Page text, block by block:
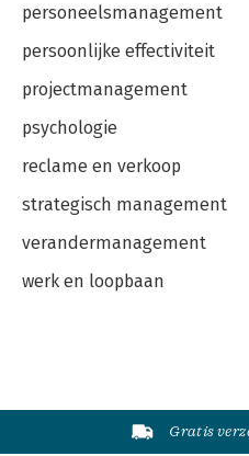
personeelsmanagement
persoonlijke effectiviteit
projectmanagement
psychologie
reclame en verkoop
strategisch management
verandermanagement
werk en loopbaan
Gratis